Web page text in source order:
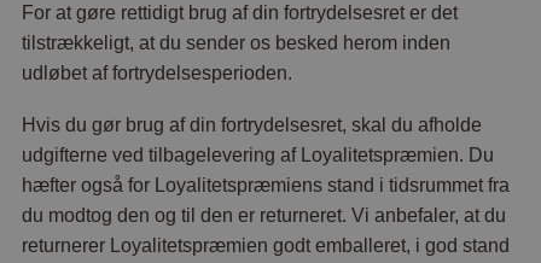
For at gøre rettidigt brug af din fortrydelsesret er det
tilstrækkeligt, at du sender os besked herom inden
udløbet af fortrydelsesperioden.
Hvis du gør brug af din fortrydelsesret, skal du afholde
udgifterne ved tilbagelevering af Loyalitetspræmien. Du
hæfter også for Loyalitetspræmiens stand i tidsrummet fra
du modtog den og til den er returneret. Vi anbefaler, at du
returnerer Loyalitetspræmien godt emballeret, i god stand